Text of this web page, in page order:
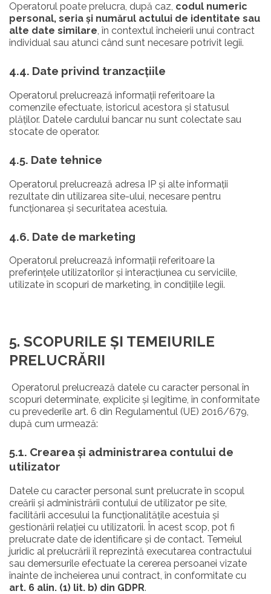
Operatorul poate prelucra, după caz, codul numeric
personal, seria și numărul actului de identitate sau
alte date similare, în contextul încheierii unui contract
individual sau atunci când sunt necesare potrivit legii.
4.4. Date privind tranzacțiile
Operatorul prelucrează informații referitoare la
comenzile efectuate, istoricul acestora și statusul
plăților. Datele cardului bancar nu sunt colectate sau
stocate de operator.
4.5. Date tehnice
Operatorul prelucrează adresa IP și alte informații
rezultate din utilizarea site-ului, necesare pentru
funcționarea și securitatea acestuia.
4.6. Date de marketing
Operatorul prelucrează informații referitoare la
preferințele utilizatorilor și interacțiunea cu serviciile,
utilizate în scopuri de marketing, în condițiile legii.
5. SCOPURILE ȘI TEMEIURILE
PRELUCRĂRII
Operatorul prelucrează datele cu caracter personal în
scopuri determinate, explicite și legitime, în conformitate
cu prevederile art. 6 din Regulamentul (UE) 2016/679,
după cum urmează:
5.1. Crearea și administrarea contului de
utilizator
Datele cu caracter personal sunt prelucrate în scopul
creării și administrării contului de utilizator pe site,
facilitării accesului la funcționalitățile acestuia și
gestionării relației cu utilizatorii. În acest scop, pot fi
prelucrate date de identificare și de contact. Temeiul
juridic al prelucrării îl reprezintă executarea contractului
sau demersurile efectuate la cererea persoanei vizate
înainte de încheierea unui contract, în conformitate cu
art. 6 alin. (1) lit. b) din GDPR.